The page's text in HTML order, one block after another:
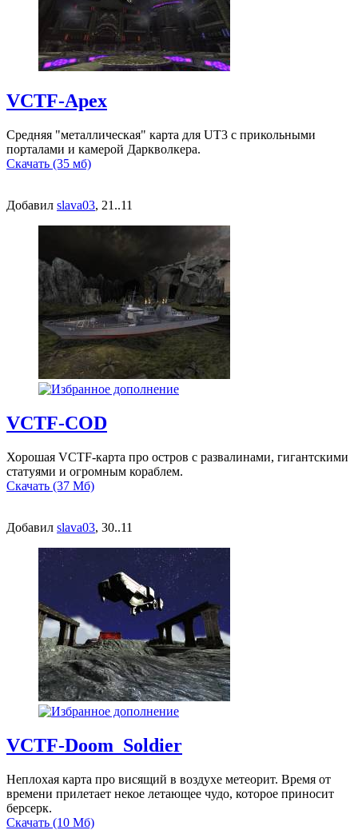
VCTF-Apex
Средняя "металлическая" карта для UT3 с прикольными
порталами и камерой Даркволкера.
Скачать (35 мб)
Добавил slava03, 21..11
VCTF-COD
Хорошая VCTF-карта про остров с развалинами, гигантскими
статуями и огромным кораблем.
Скачать (37 Мб)
Добавил slava03, 30..11
VCTF-Doom_Soldier
Неплохая карта про висящий в воздухе метеорит. Время от
времени прилетает некое летающее чудо, которое приносит
берсерк.
Скачать (10 Мб)